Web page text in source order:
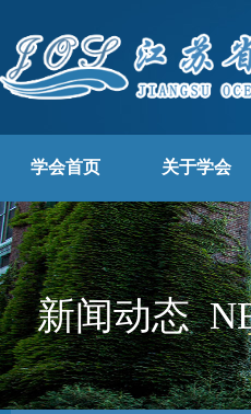
学会首页 关于学会
新闻动态